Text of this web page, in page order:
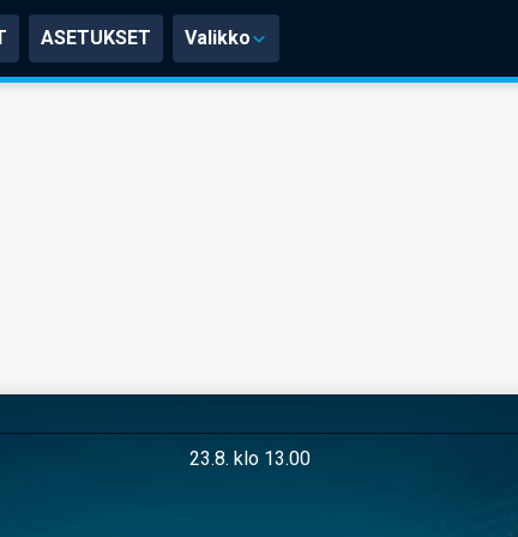
ASETUKSET Valikko
23.8. klo 13.00